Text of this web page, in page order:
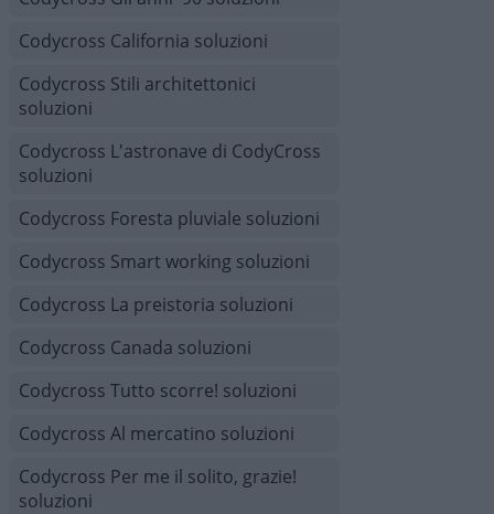
Codycross California soluzioni
Codycross Stili architettonici
soluzioni
Codycross L'astronave di CodyCross
soluzioni
Codycross Foresta pluviale soluzioni
Codycross Smart working soluzioni
Codycross La preistoria soluzioni
Codycross Canada soluzioni
Codycross Tutto scorre! soluzioni
Codycross Al mercatino soluzioni
Codycross Per me il solito, grazie!
soluzioni